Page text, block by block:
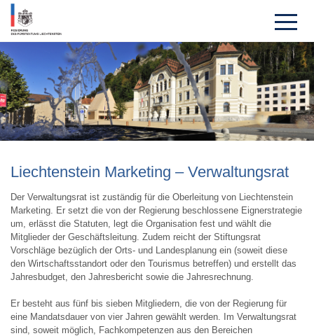
Liechten­stein Marketing – Verwal­tungsrat
Der Verwaltungsrat ist zuständig für die Oberleitung von Liechtenstein
Marketing. Er setzt die von der Regierung beschlossene Eignerstrategie
um, erlässt die Statuten, legt die Organisation fest und wählt die
Mitglieder der Geschäftsleitung. Zudem reicht der Stiftungsrat
Vorschläge bezüglich der Orts- und Landesplanung ein (soweit diese
den Wirtschaftsstandort oder den Tourismus betreffen) und erstellt das
Jahresbudget, den Jahresbericht sowie die Jahresrechnung.
Er besteht aus fünf bis sieben Mitgliedern, die von der Regierung für
eine Mandatsdauer von vier Jahren gewählt werden. Im Verwaltungsrat
sind, soweit möglich, Fachkompetenzen aus den Bereichen